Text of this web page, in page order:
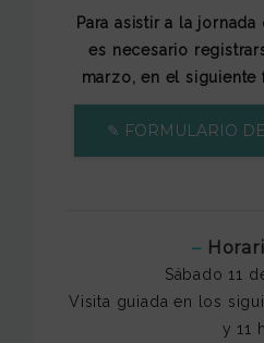
Para asistir a la
es necesario
marzo, en el
✎ FORMULARIO
–
Sábado 11
Visita guiada en los
y 11 h